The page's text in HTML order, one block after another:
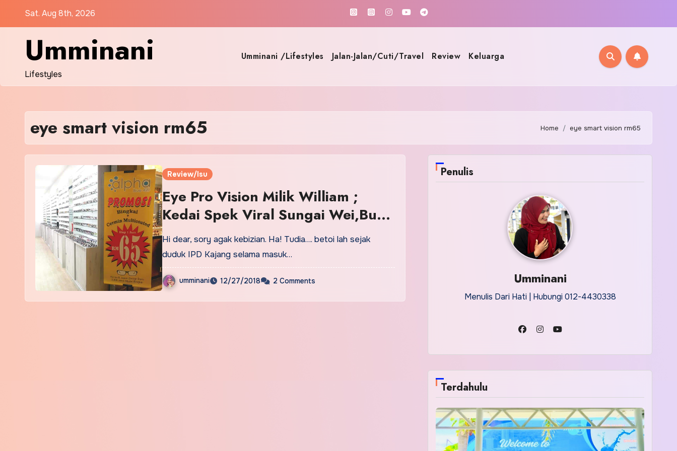
Sat. Aug 8th, 2026
Umminani
Lifestyles
Umminani /Lifestyles Jalan-Jalan/Cuti/Travel Review Keluarga
eye smart vision rm65 Home eye smart vision rm65
Review/Isu
Eye Pro Vision Milik William ;
Kedai Spek Viral Sungai Wei,Bukit
Bintang
Hi dear, sory agak kebizian. Ha! Tudia…. betoi lah sejak
duduk IPD Kajang selama masuk…
umminani 12/27/2018 2 Comments
Penulis
Umminani
Menulis Dari Hati | Hubungi 012-4430338
Terdahulu